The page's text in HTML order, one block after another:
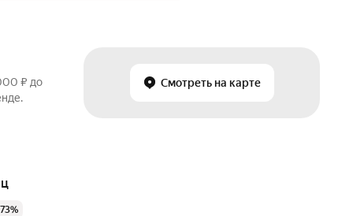
Смотреть на карте
₽ до